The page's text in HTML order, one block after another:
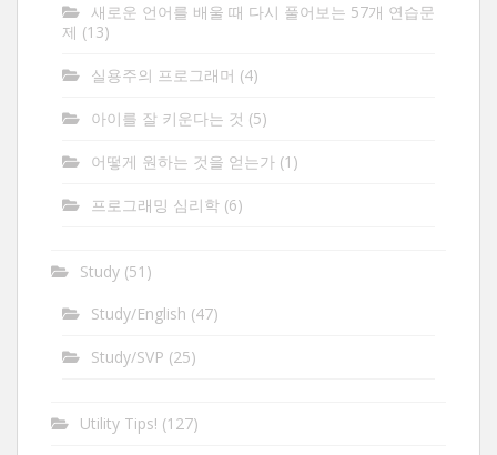
새로운 언어를 배울 때 다시 풀어보는 57개 연습문
제 (13)
실용주의 프로그래머 (4)
아이를 잘 키운다는 것 (5)
어떻게 원하는 것을 얻는가 (1)
프로그래밍 심리학 (6)
Study (51)
Study/English (47)
Study/SVP (25)
Utility Tips! (127)